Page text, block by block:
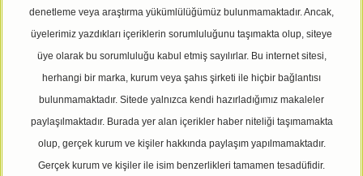
denetleme veya araştırma yükümlülüğümüz bulunmamaktadır. Ancak,
üyelerimiz yazdıkları içeriklerin sorumluluğunu taşımakta olup, siteye
üye olarak bu sorumluluğu kabul etmiş sayılırlar. Bu internet sitesi,
herhangi bir marka, kurum veya şahıs şirketi ile hiçbir bağlantısı
bulunmamaktadır. Sitede yalnızca kendi hazırladığımız makaleler
paylaşılmaktadır. Burada yer alan içerikler haber niteliği taşımamakta
olup, gerçek kurum ve kişiler hakkında paylaşım yapılmamaktadır.
Gerçek kurum ve kişiler ile isim benzerlikleri tamamen tesadüfidir.